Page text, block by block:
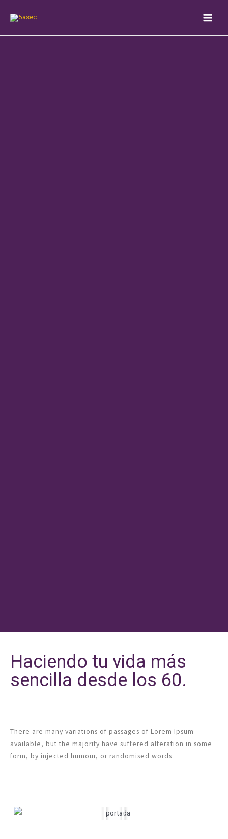
Haciendo tu vida más
sencilla desde los 60.
There are many variations of passages of Lorem Ipsum
available, but the majority have suffered alteration in some
form, by injected humour, or randomised words